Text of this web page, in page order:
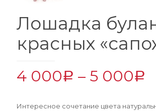
Лошадка
красных
4 000Р – 5 000Р
Интересное сочетание цвета